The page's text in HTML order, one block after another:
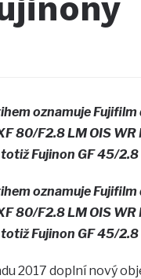
oznamuje
80/F2.8 LM OIS
totiž Fujinon GF 45/
oznamuje
80/F2.8 LM OIS
totiž Fujinon GF 45/
2017 doplní nový